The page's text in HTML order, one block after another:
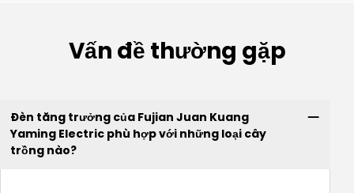
Vấn đề thường gặp
Đèn tăng trưởng của Fujian Juan Kuang
Yaming Electric phù hợp với những loại cây
trồng nào?